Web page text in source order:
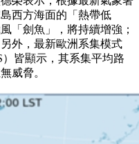
西方海面的「熱帶低
「劍魚」，將持續增強；
外，最新歐洲系集模式
）皆顯示，其系集平均路
威脅。